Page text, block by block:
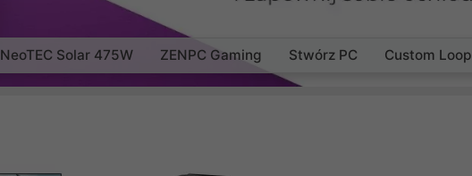
NeoTEC Solar 475W ZENPC Gaming Stwórz PC Custom Loop